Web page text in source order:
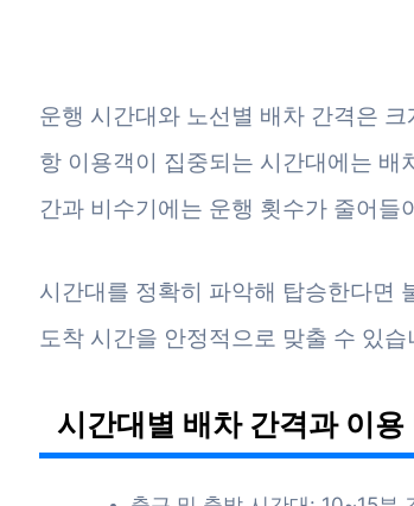
운행 시간대와 노선별 배차 간격은
항 이용객이 집중되는 시간대에는 배
간과 비수기에는 운행 횟수가 줄어
시간대를 정확히 파악해 탑승한다면
도착 시간을 안정적으로 맞출 수 있습
시간대별 배차 간격과 이용